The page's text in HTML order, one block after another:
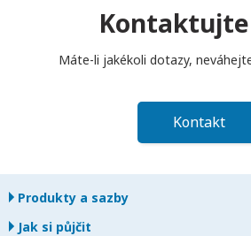
pronájmu. Pokud se s vrácením
Máte-li jakékoli dotazy,
Kontakt
Produkty a sazby
Jak si půjčit